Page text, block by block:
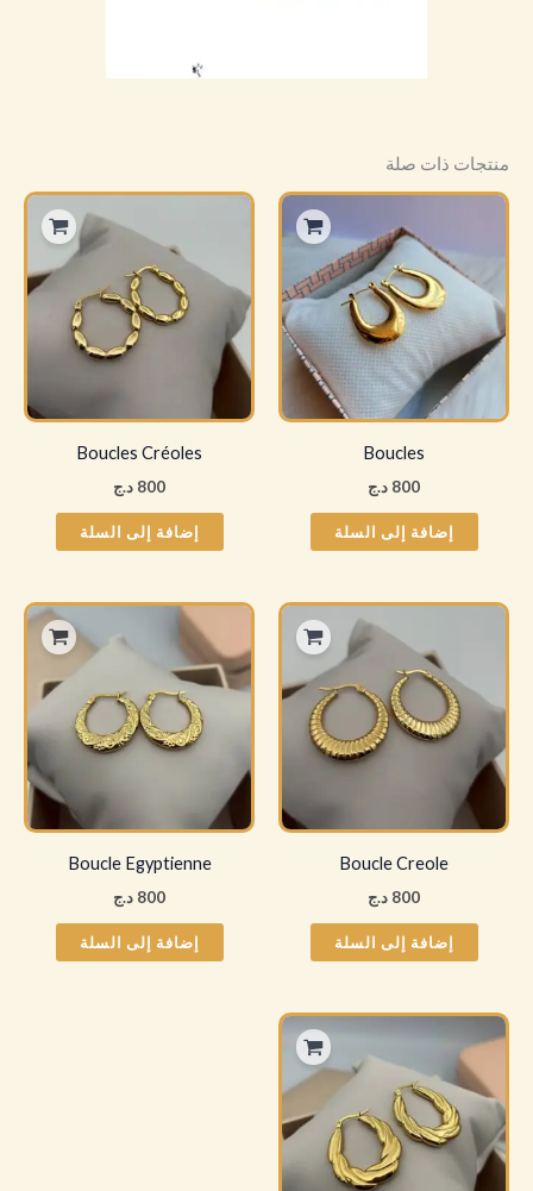
منتجات ذات صلة
Boucles
800 د.ج
إضافة إلى السلة
Boucles Créoles
800 د.ج
إضافة إلى السلة
Boucle Creole
800 د.ج
إضافة إلى السلة
Boucle Egyptienne
800 د.ج
إضافة إلى السلة
نطاق
من
خلال
⁦800 د.ج⁩
هناك
العديد
من
الأشكال